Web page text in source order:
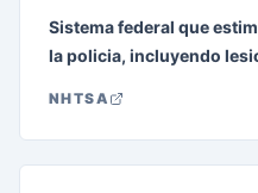
Sistema federal que
la policia, incluyendo
NHTSA